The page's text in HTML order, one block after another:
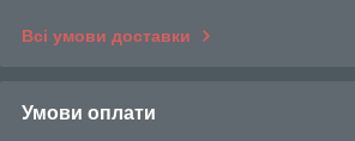
Всі умови доставки
Умови оплати